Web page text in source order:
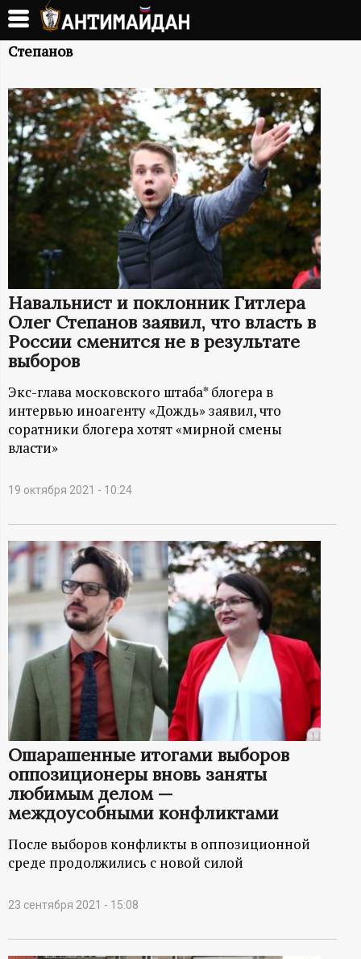
Перейти
основному
А
Н
Т
И
М
Й
Д
А
Н
-
и
н
ф
о
р
м
а
ц
и
о
н
н
ы
Степанов
Навальнист и поклонник Гитлера
Олег Степанов заявил, что власть в
России сменится не в результате
выборов
Экс-глава московского штаба* блогера в
интервью иноагенту «Дождь» заявил, что
соратники блогера хотят «мирной смены
власти»
19 октября 2021 - 10:24
Ошарашенные итогами выборов
оппозиционеры вновь заняты
любимым делом —
междоусобными конфликтами
После выборов конфликты в оппозиционной
среде продолжились с новой силой
23 сентября 2021 - 15:08